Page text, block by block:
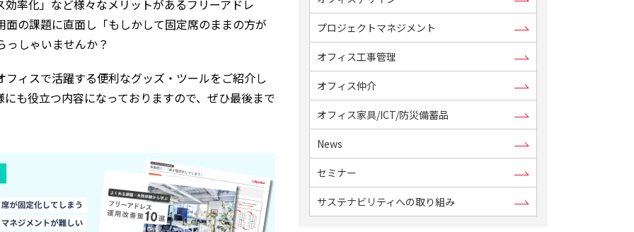
率化」など様々なメリットがあるフリーアドレ
の課題に直面し「もしかして固定席のままの方が
しゃいませんか？
ィスで活躍する便利なグッズ・ツールをご紹介し
も役立つ内容になっておりますので、ぜひ最後まで
プロジェクトマネジメント
オフィス工事管理
オフィス仲介
オフィス家具/ICT/防災備蓄品
News
セミナー
サステナビリティへの取り組み